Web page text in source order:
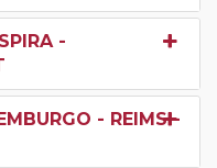
-
- REIMS -